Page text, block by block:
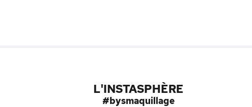
L'INSTASPHÈRE
#bysmaquillage